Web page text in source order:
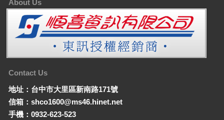
About Us
Contact Us
地址：台中市大里區新南路171號
信箱：shco1600@ms46.hinet.net
手機：0932-623-523